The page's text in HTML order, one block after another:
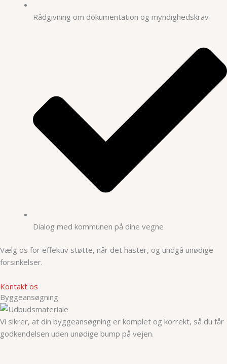
Rådgivning om dokumentation og myndighedskrav
Dialog med kommunen på dine vegne
Vælg os for effektiv støtte, når det haster, og undgå unødige
forsinkelser.
Kontakt os
Byggeansøgning
Vi sikrer, at din byggeansøgning er komplet og korrekt, så du får
godkendelsen uden unødige bump på vejen.